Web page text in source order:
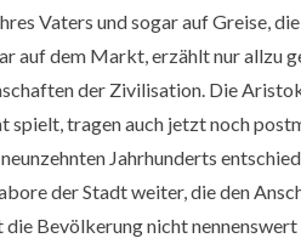
Vaters und sogar auf Greise,
auf dem Markt, erzählt nur allzu
der Zivilisation. Die
spielt, tragen auch jetzt noch
Jahrhunderts
der Stadt weiter, die den
die Bevölkerung nicht